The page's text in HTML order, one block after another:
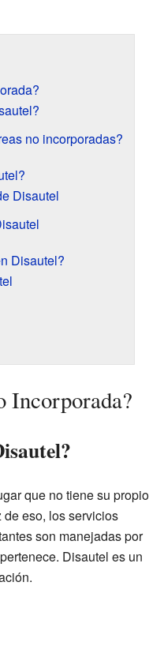
no incorporadas?
Disautel
Disautel?
Incorporada?
que no tiene su propio
eso, los servicios
son manejadas por
Disautel es un